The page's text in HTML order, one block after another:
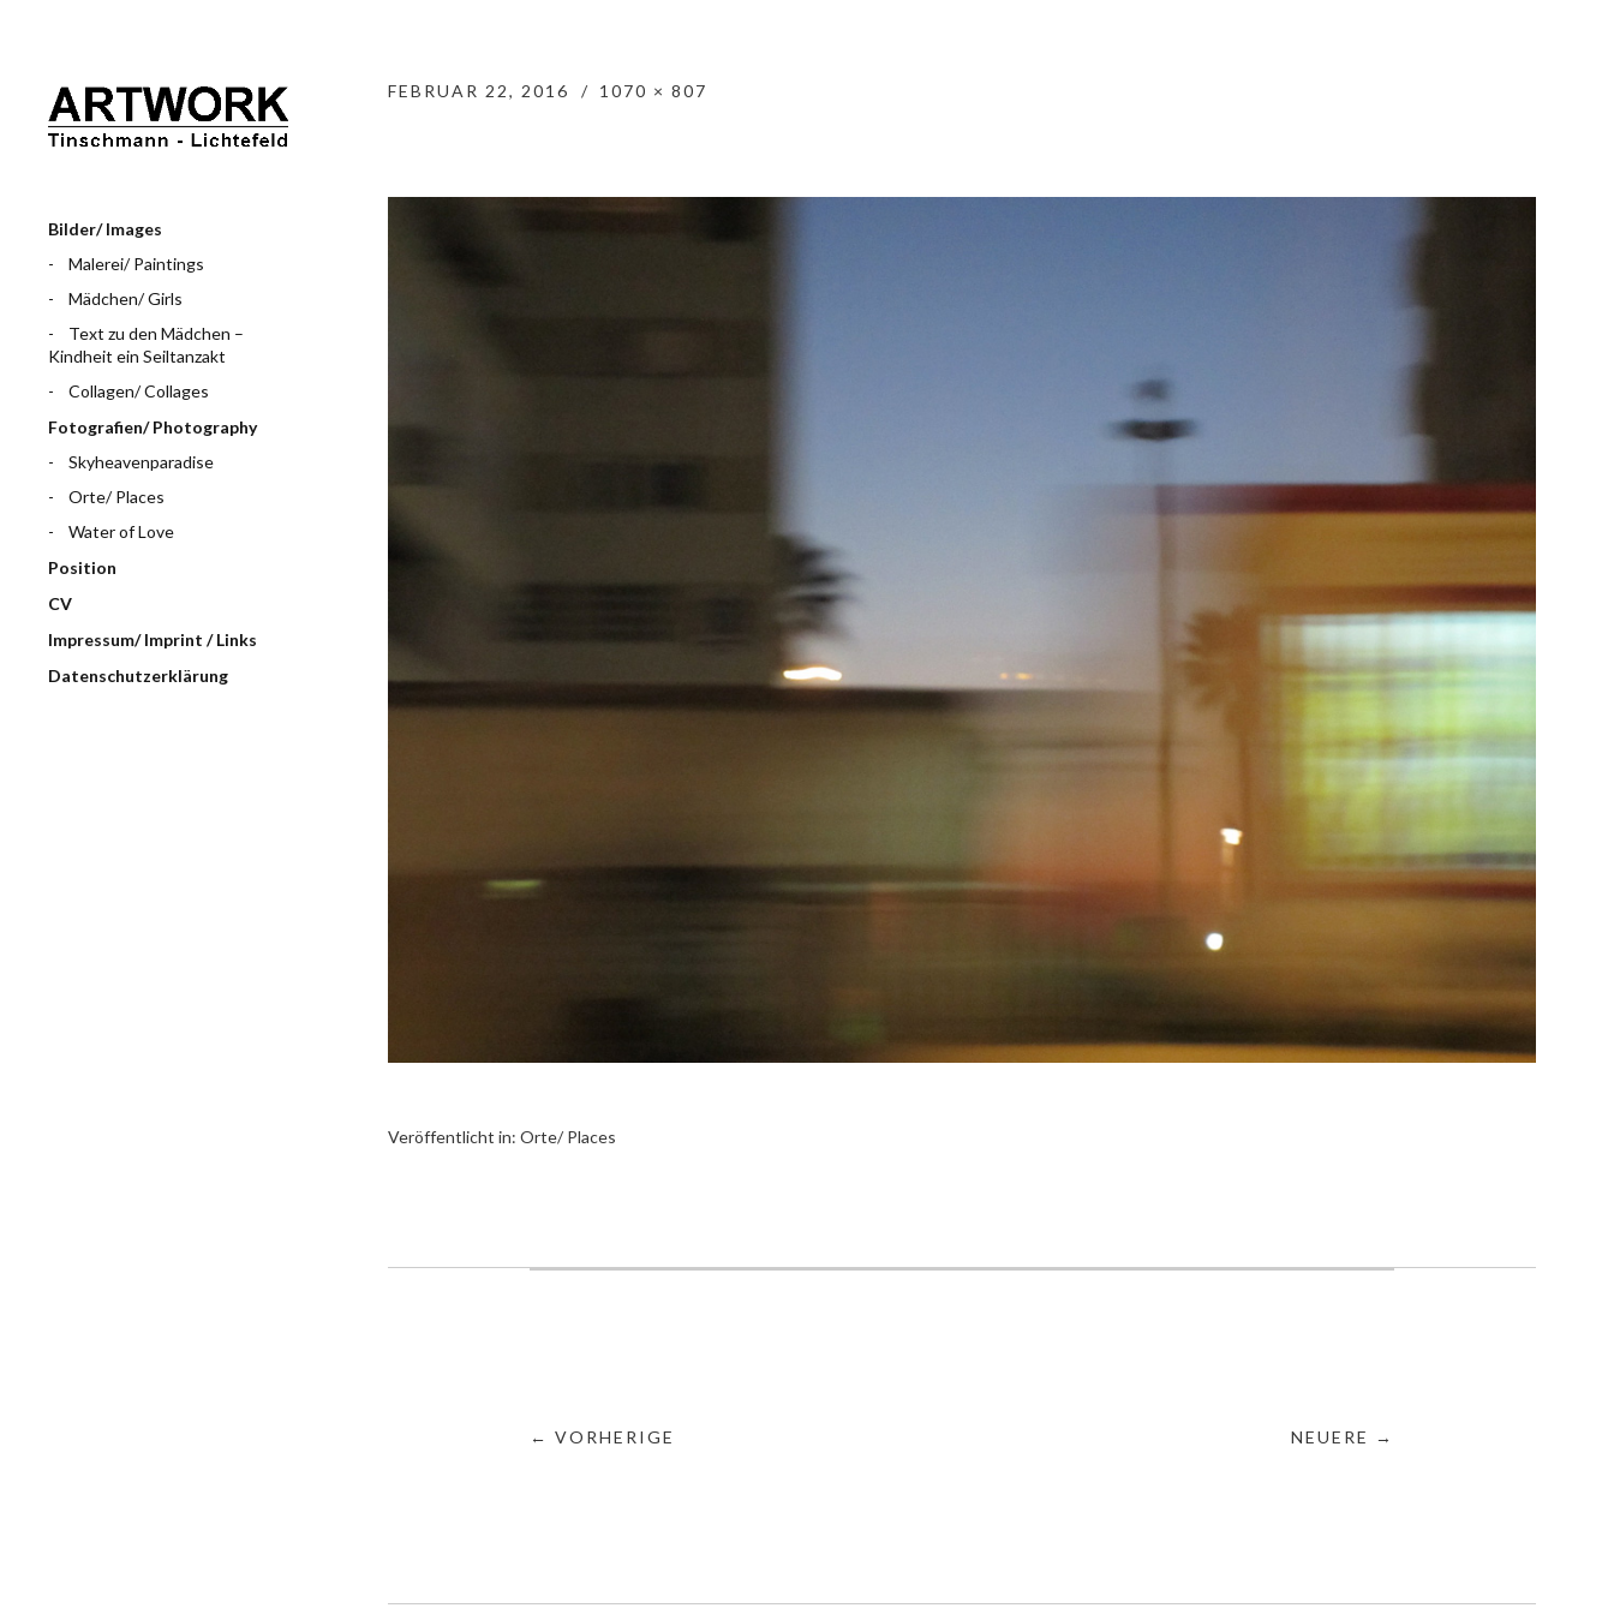
Bilder/ Images
Malerei/ Paintings
Mädchen/ Girls
Text zu den Mädchen –
Kindheit ein Seiltanzakt
Collagen/ Collages
Fotografien/ Photography
Skyheavenparadise
Orte/ Places
Water of Love
Position
CV
Impressum/ Imprint / Links
Datenschutzerklärung
FEBRUAR 22, 2016 1070 × 807
Veröffentlicht in: Orte/ Places
← VORHERIGE NEUERE →